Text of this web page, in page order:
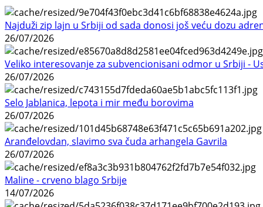
Najduži zip lajn u Srbiji od sada donosi još veću dozu
26/07/2026
Veliko interesovanje za subvencionisani odmor u Srbiji -
26/07/2026
Selo Jablanica, lepota i mir među borovima
26/07/2026
Aranđelovdan, slavimo sva čuda arhangela Gavrila
26/07/2026
Maline - crveno blago Srbije
14/07/2026